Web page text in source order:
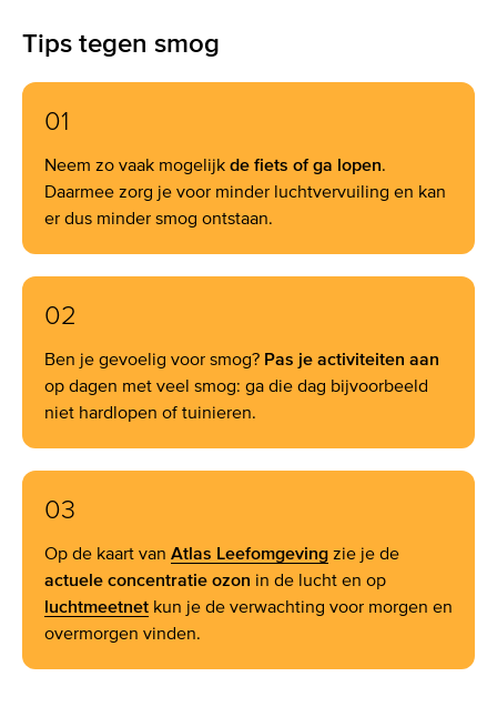
Tips tegen smog
01
Neem zo vaak mogelijk de fiets of ga lopen.
Daarmee zorg je voor minder luchtvervuiling en kan
er dus minder smog ontstaan.
02
Ben je gevoelig voor smog? Pas je activiteiten aan
op dagen met veel smog: ga die dag bijvoorbeeld
niet hardlopen of tuinieren.
03
Op de kaart van Atlas Leefomgeving zie je de
actuele concentratie ozon in de lucht en op
luchtmeetnet kun je de verwachting voor morgen en
overmorgen vinden.